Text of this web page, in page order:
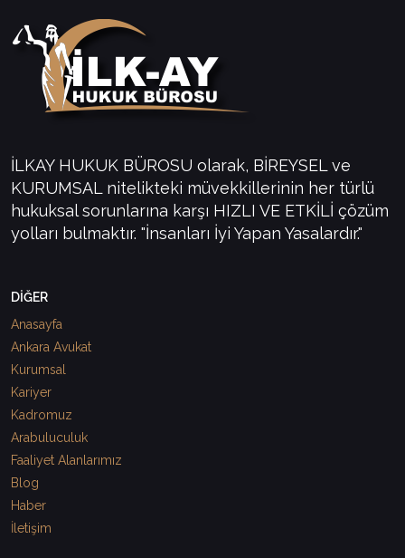
İLKAY HUKUK BÜROSU olarak, BİREYSEL ve
KURUMSAL nitelikteki müvekkillerinin her türlü
hukuksal sorunlarına karşı HIZLI VE ETKİLİ çözüm
yolları bulmaktır. "İnsanları İyi Yapan Yasalardır."
DİĞER
Anasayfa
Ankara Avukat
Kurumsal
Kariyer
Kadromuz
Arabuluculuk
Faaliyet Alanlarımız
Blog
Haber
İletişim